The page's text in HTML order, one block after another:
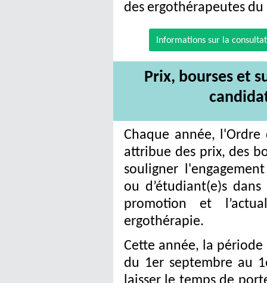
des ergothérapeutes du
Informations sur la
Prix, bourses et
Chaque année, l'Ordre
attribue des prix, des
souligner
ou d’étudiant(e)s
promotion et
ergothérapie.
Cette année, la
du 1er septembre au